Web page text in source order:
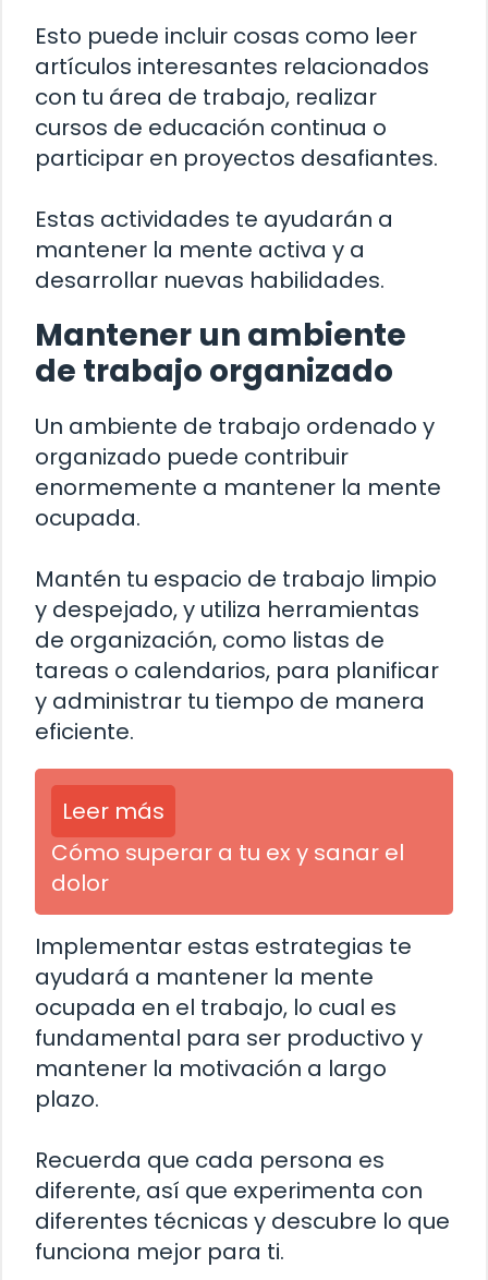
Esto puede incluir cosas como leer
artículos interesantes relacionados
con tu área de trabajo, realizar
cursos de educación continua o
participar en proyectos desafiantes.
Estas actividades te ayudarán a
mantener la mente activa y a
desarrollar nuevas habilidades.
Mantener un ambiente
de trabajo organizado
Un ambiente de trabajo ordenado y
organizado puede contribuir
enormemente a mantener la mente
ocupada.
Mantén tu espacio de trabajo limpio
y despejado, y utiliza herramientas
de organización, como listas de
tareas o calendarios, para planificar
y administrar tu tiempo de manera
eficiente.
Leer más
Cómo superar a tu ex y sanar el
dolor
Implementar estas estrategias te
ayudará a mantener la mente
ocupada en el trabajo, lo cual es
fundamental para ser productivo y
mantener la motivación a largo
plazo.
Recuerda que cada persona es
diferente, así que experimenta con
diferentes técnicas y descubre lo que
funciona mejor para ti.